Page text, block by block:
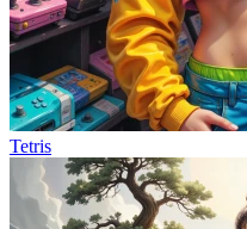
Tetris